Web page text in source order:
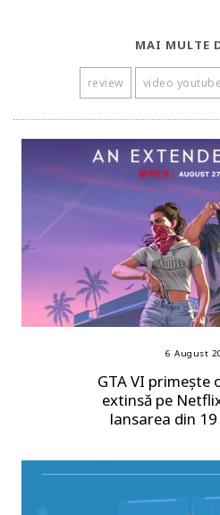
MAI MULTE
review video youtube
6 August
GTA VI primește
extinsă pe
lansarea din